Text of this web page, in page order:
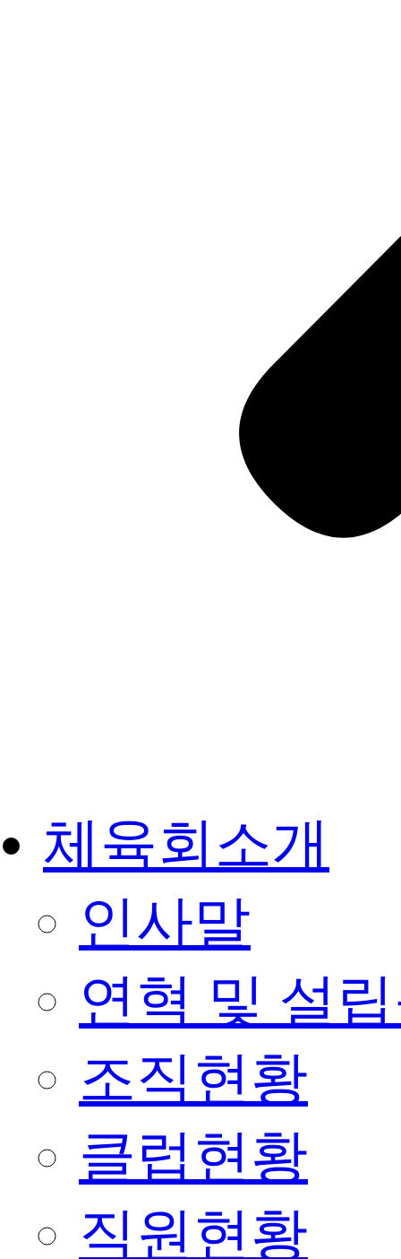
체육회소개
인사말
연혁 및 설
조직현황
클럽현황
직원현황